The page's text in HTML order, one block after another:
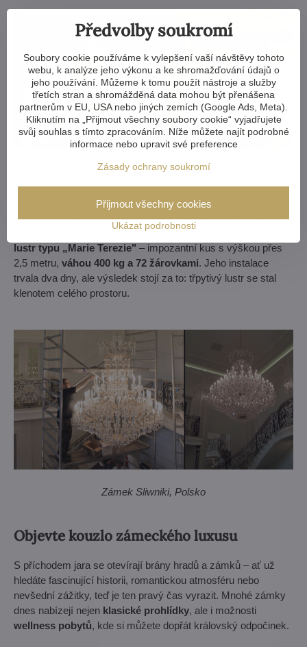
Knížecí palác v Żagani, Polsko
Dalším příkladem jepolský zámek Sliwniki, který po letech
chátrání získal novou tvář. Dominantou hlavního sálu se stal
lustr typu „Marie Terezie" – impozantní kus s výškou přes
2,5 metru, váhou 400 kg a 72 žárovkami. Jeho instalace
trvala dva dny, ale výsledek stojí za to: třpytivý lustr se stal
klenotem celého prostoru.
Zámek Sliwniki, Polsko
Objevte kouzlo zámeckého luxusu
S příchodem jara se otevírají brány hradů a zámků – ať už
hledáte fascinující historii, romantickou atmosféru nebo
nevšední zážitky, teď je ten pravý čas vyrazit. Mnohé zámky
dnes nabízejí nejen klasické prohlídky, ale i možnosti
wellness pobytů, kde si můžete dopřát královský odpočinek.
Předvolby soukromí
Soubory cookie používáme k vylepšení vaší návštěvy tohoto
webu, k analýze jeho výkonu a ke shromažďování údajů o
jeho používání. Můžeme k tomu použít nástroje a služby
třetích stran a shromážděná data mohou být přenášena
partnerům v EU, USA nebo jiných zemích (Google Ads, Meta).
Kliknutím na „Přijmout všechny soubory cookie“ vyjadřujete
svůj souhlas s tímto zpracováním. Níže můžete najít podrobné
informace nebo upravit své preference
Zásady ochrany soukromí
Ukázat podrobnosti
Přijmout všechny cookies